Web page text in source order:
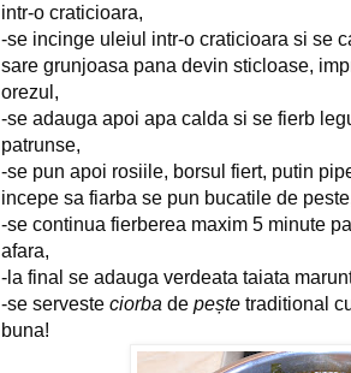
intr-o craticioara,
-se incinge uleiul intr-o craticioara si se
sare grunjoasa pana devin sticloase,
orezul,
-se adauga apoi apa calda si se fierb
patrunse,
-se pun apoi rosiile, borsul fiert, putin
incepe sa fiarba se pun bucatile de
-se continua fierberea maxim 5 minute
afara,
-la final se adauga verdeata taiata
-se serveste ciorba de pește traditional
buna!